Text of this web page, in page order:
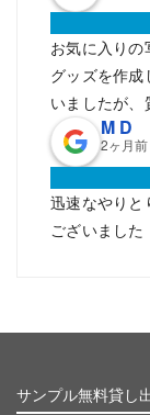
お気に入り
グッズを作成
いましたが、
M D
2ヶ月前
迅速なやりと
ございました
サンプル無料貸し